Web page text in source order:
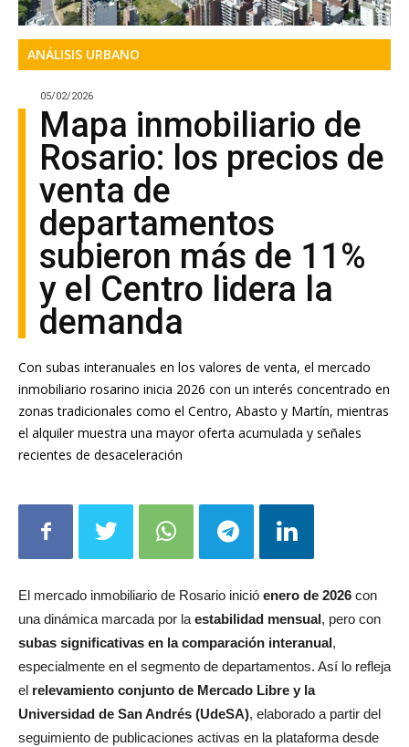
05/02/2026
Mapa inmobiliario de
Rosario: los precios de
venta de
departamentos
subieron más de 11%
y el Centro lidera la
demanda
Con subas interanuales en los valores de venta, el mercado
inmobiliario rosarino inicia 2026 con un interés concentrado en
zonas tradicionales como el Centro, Abasto y Martín, mientras
el alquiler muestra una mayor oferta acumulada y señales
El mercado inmobiliario de Rosario inicióenero de 2026con
una dinámica marcada por laestabilidad mensual, pero con
subas significativas en la comparación interanual,
especialmente en el segmento de departamentos. Así lo refleja
elrelevamiento conjunto de Mercado Libre y la
Universidad de San Andrés (UdeSA), elaborado a partir del